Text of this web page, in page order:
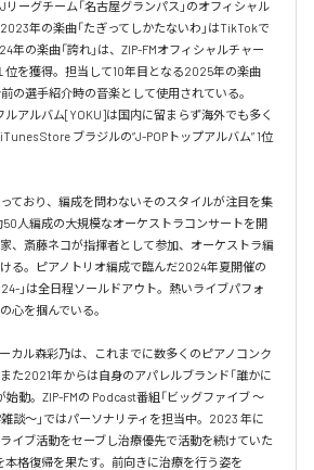
ーグチーム「名古屋グランパス」のオフィシャル
年の楽曲「たぎってしかたないわ」はTikTokで
年の楽曲「誇れ」は、ZIP-FMオフィシャルチャー
１位を獲得。担当して10年目となる2025年の楽曲
前の選手紹介時の音楽として使用されている。
アルバム[YOKU]は国内に留まらず海外でも多く
Store ブラジルの”J-POPトップアルバム” 1位
ており、編成を問わないそのスタイルが注目を集
人編成の大規模なオーケストラコンサートを開
、斎藤ネコが指揮者として参加、オーケストラ編
る。ピアノトリオ編成で臨んだ2024年夏開催の
」は全日程ソールドアウト。熱いライブパフォ
心を掴んでいる。
カル森彩乃は、これまでに数多くのピアノコンク
た2021年からは自身のアパレルブランド「誰かに
始動。ZIP-FMの Podcast番組「ビッグファイブ 〜
談〜」ではパーソナリティを担当中。2023 年に
イブ活動をセーブし治療優先で活動を続けていた
格復帰を果たす。前向きに治療を行う姿を